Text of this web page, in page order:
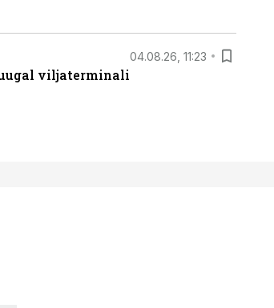
04.08.26, 11:23
viljaterminali